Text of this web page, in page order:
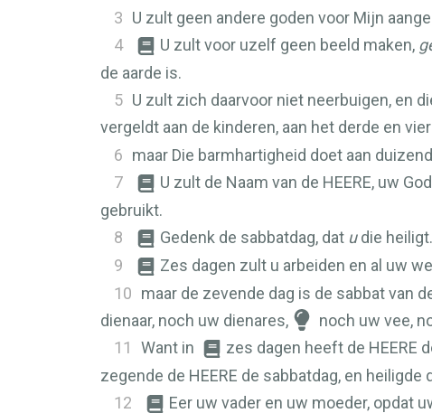
3 U zult geen andere goden voor Mijn
4
U zult voor uzelf geen beeld maken,
de aarde is.
5 U zult zich daarvoor niet neerbuigen, en
vergeldt aan de kinderen, aan het derde en
6 maar Die barmhartigheid doet aan
7
U zult de Naam van de HEERE, uw
gebruikt.
8
Gedenk de sabbatdag, dat udie heiligt.
9
Zes dagen zult u arbeiden en al uw
10 maar de zevende dag is de sabbat van
dienaar, noch uw dienares,
noch uw vee,
11
Want in zes dagen heeft de HEERE
zegende de HEERE de sabbatdag, en heiligde
12
Eer uw vader en uw moeder, opdat